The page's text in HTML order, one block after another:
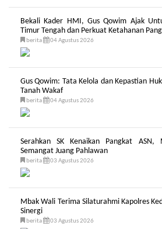
Bekali Kader HMI, Gus Qowim Ajak
Timur Tengah dan Perkuat Ketahanan
berita 04 Agustus 2026
Gus Qowim: Tata Kelola dan Kepastian
Tanah Wakaf
berita 04 Agustus 2026
Serahkan SK Kenaikan Pangkat
Semangat Juang Pahlawan
berita 03 Agustus 2026
Mbak Wali Terima Silaturahmi Kapolres
Sinergi
berita 03 Agustus 2026